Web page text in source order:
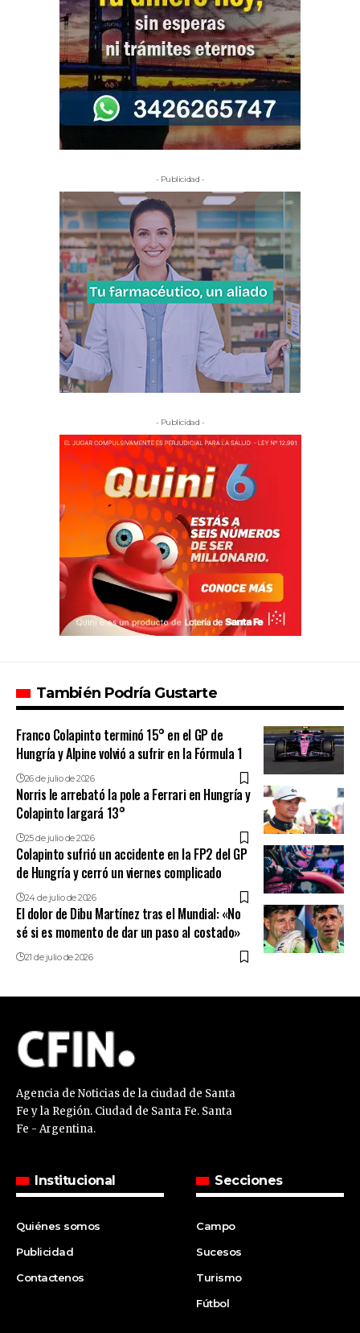
- Publicidad -
- Publicidad -
También Podría Gustarte
Franco Colapinto terminó 15° en el GP de
Hungría y Alpine volvió a sufrir en la Fórmula 1
26 de julio de 2026
Norris le arrebató la pole a Ferrari en Hungría y
Colapinto largará 13°
25 de julio de 2026
Colapinto sufrió un accidente en la FP2 del GP
de Hungría y cerró un viernes complicado
24 de julio de 2026
El dolor de Dibu Martínez tras el Mundial: «No
sé si es momento de dar un paso al costado»
21 de julio de 2026
Agencia de Noticias de la ciudad de Santa
Fe y la Región. Ciudad de Santa Fe. Santa
Fe - Argentina.
Institucional
Quiénes somos
Publicidad
Contactenos
Secciones
Campo
Sucesos
Turismo
Fútbol